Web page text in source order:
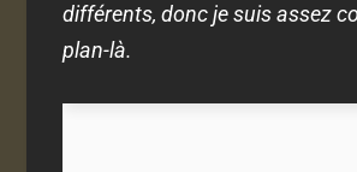
différents, donc je suis assez
plan-là.